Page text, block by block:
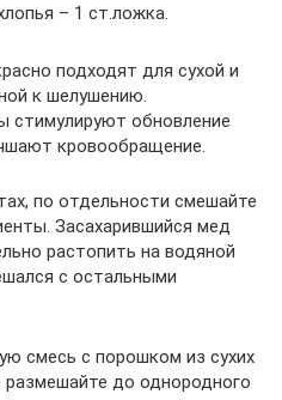
– 1 ст.ложка.
подходят для сухой и
к шелушению.
стимулируют обновление
кровообращение.
по отдельности смешайте
Засахарившийся мед
растопить на водяной
с остальными
смесь с порошком из сухих
до однородного